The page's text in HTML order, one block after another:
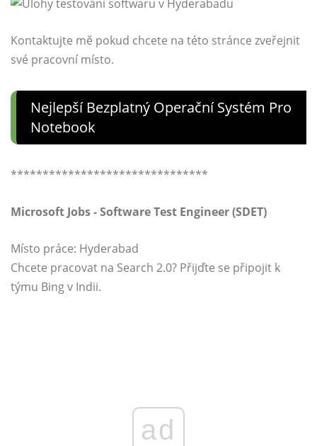
Kontaktujte mě pokud chcete na této stránce zveřejnit
své pracovní místo.
Nejlepší Bezplatný Operační Systém Pro
Notebook
*******************************
Microsoft Jobs - Software Test Engineer (SDET)
Místo práce: Hyderabad
Chcete pracovat na Search 2.0? Přijďte se připojit k
týmu Bing v Indii.
ad